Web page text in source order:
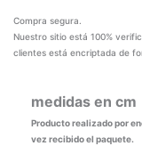
Compra segura.
Nuestro sitio está 100%
clientes está encriptada de
medidas en cm
Producto realizado por
vez recibido el paquete.